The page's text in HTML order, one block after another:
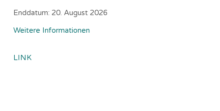
Enddatum: 20. August 2026
Weitere Informationen
LINK